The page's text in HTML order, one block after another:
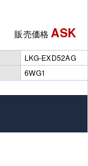
販売価格 ASK
LKG-EXD52AG
6WG1